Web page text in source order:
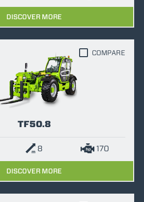
DISCOVER MORE
TF50.8
8 170
DISCOVER MORE
COMPARE